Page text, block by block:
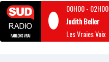
00H00- 02H00
Judith Beller
Les Vraies Voix